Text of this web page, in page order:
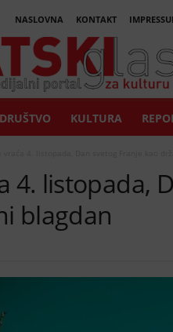
NASLOVNA KONTAKT
DRUŠTVO KULTURA
4. listopada,
blagdan